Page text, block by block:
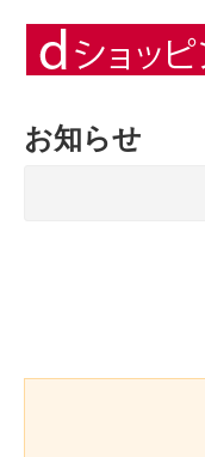
お知らせ